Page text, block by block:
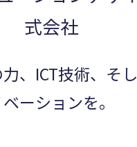
式会社
、ICT技術、そ
ーションを。